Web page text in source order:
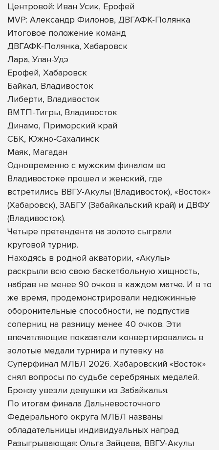
Центровой: Иван Усик, Ерофей
MVP: Александр Филонов, ДВГАФК-Полянка
Итоговое положение команд
ДВГАФК-Полянка, Хабаровск
Лара, Улан-Удэ
Ерофей, Хабаровск
Байкал, Владивосток
Либерти, Владивосток
ВМТП-Тигры, Владивосток
Динамо, Приморский край
СБК, Южно-Сахалинск
Маяк, Магадан
Одновременно с мужским финалом во
Владивостоке прошел и женский, где
встретились ВВГУ-Акулы (Владивосток), «Восток»
(Хабаровск), ЗАБГУ (Забайкальский край) и ДВФУ
(Владивосток).
Четыре претендента на золото сыграли
круговой турнир.
Находясь в родной акватории, «Акулы»
раскрыли всю свою баскетбольную хищность,
набрав не менее 90 очков в каждом матче. И в то
же время, продемонстрировали недюжинные
оборонительные способности, не подпустив
соперниц на разницу менее 40 очков. Эти
впечатляющие показатели конвертировались в
золотые медали турнира и путевку на
Суперфинал МЛБЛ 2026. Хабаровский «Восток»
снял вопросы по судьбе серебряных медалей.
Бронзу увезли девушки из Забайкалья.
По итогам финала Дальневосточного
Федерального округа МЛБЛ названы
обладательницы индивидуальных наград
Разыгрывающая: Ольга Зайцева, ВВГУ-Акулы